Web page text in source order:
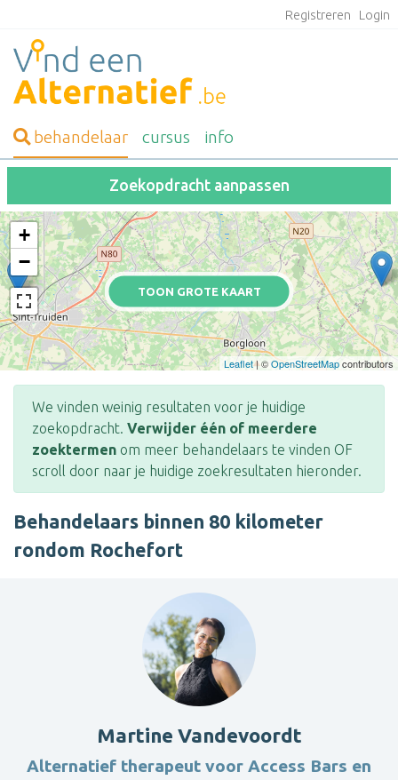
Registreren Login
behandelaar cursus info
Zoekopdracht aanpassen
TOON GROTE KAART
+
−
Leaflet| ©OpenStreetMapcontributors
We vinden weinig resultaten voor je huidige
zoekopdracht. Verwijder één of meerdere
zoektermen om meer behandelaars te vinden OF
scroll door naar je huidige zoekresultaten hieronder.
Behandelaars binnen 80 kilometer
rondom Rochefort
Martine Vandevoordt
Alternatief therapeut voor Access Bars en